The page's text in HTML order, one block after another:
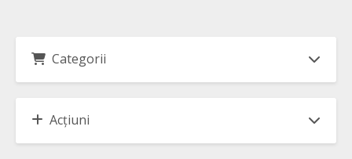
Categorii
Acțiuni